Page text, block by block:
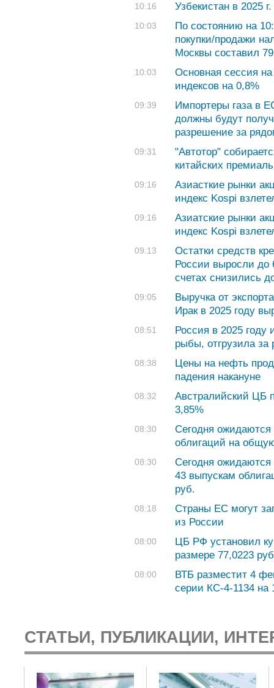
10:16 Узбекистан в 2025
10:03
По состоянию на
покупки/продажи
Москвы составил
10:03
Основная сессия
индексов на 0,8%
09:39
Импортеры газа в
должны будут
разрешение за
09:31
"Автотор"
китайских
09:16
Азиасткие рынки
индекс Kospi
09:16
Азиатские рынки
индекс Kospi
09:13
Остатки средств
России выросли до
счетах снизились
09:05
Выручка от
Ирак в 2025 году
08:51
Россия в 2025 году
рыбы, отгрузила
08:38
Цены на нефть
падения накануне
08:32
Австралийский ЦБ
3,85%
08:30
Сегодня
облигаций на
08:30
Сегодня
43 выпускам
руб.
08:18
Страны ЕС могут
из России
08:00
ЦБ РФ установил
размере 77,0223
08:00
ВТБ разместит 4
серии КС-4-1134 на
СТАТЬИ, ПУБЛИКАЦИИ,